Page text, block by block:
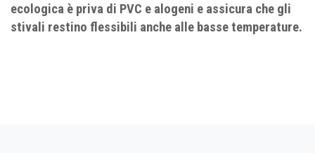
ecologica è priva di PVC e alogeni e assicura che gli
stivali restino flessibili anche alle basse temperature.